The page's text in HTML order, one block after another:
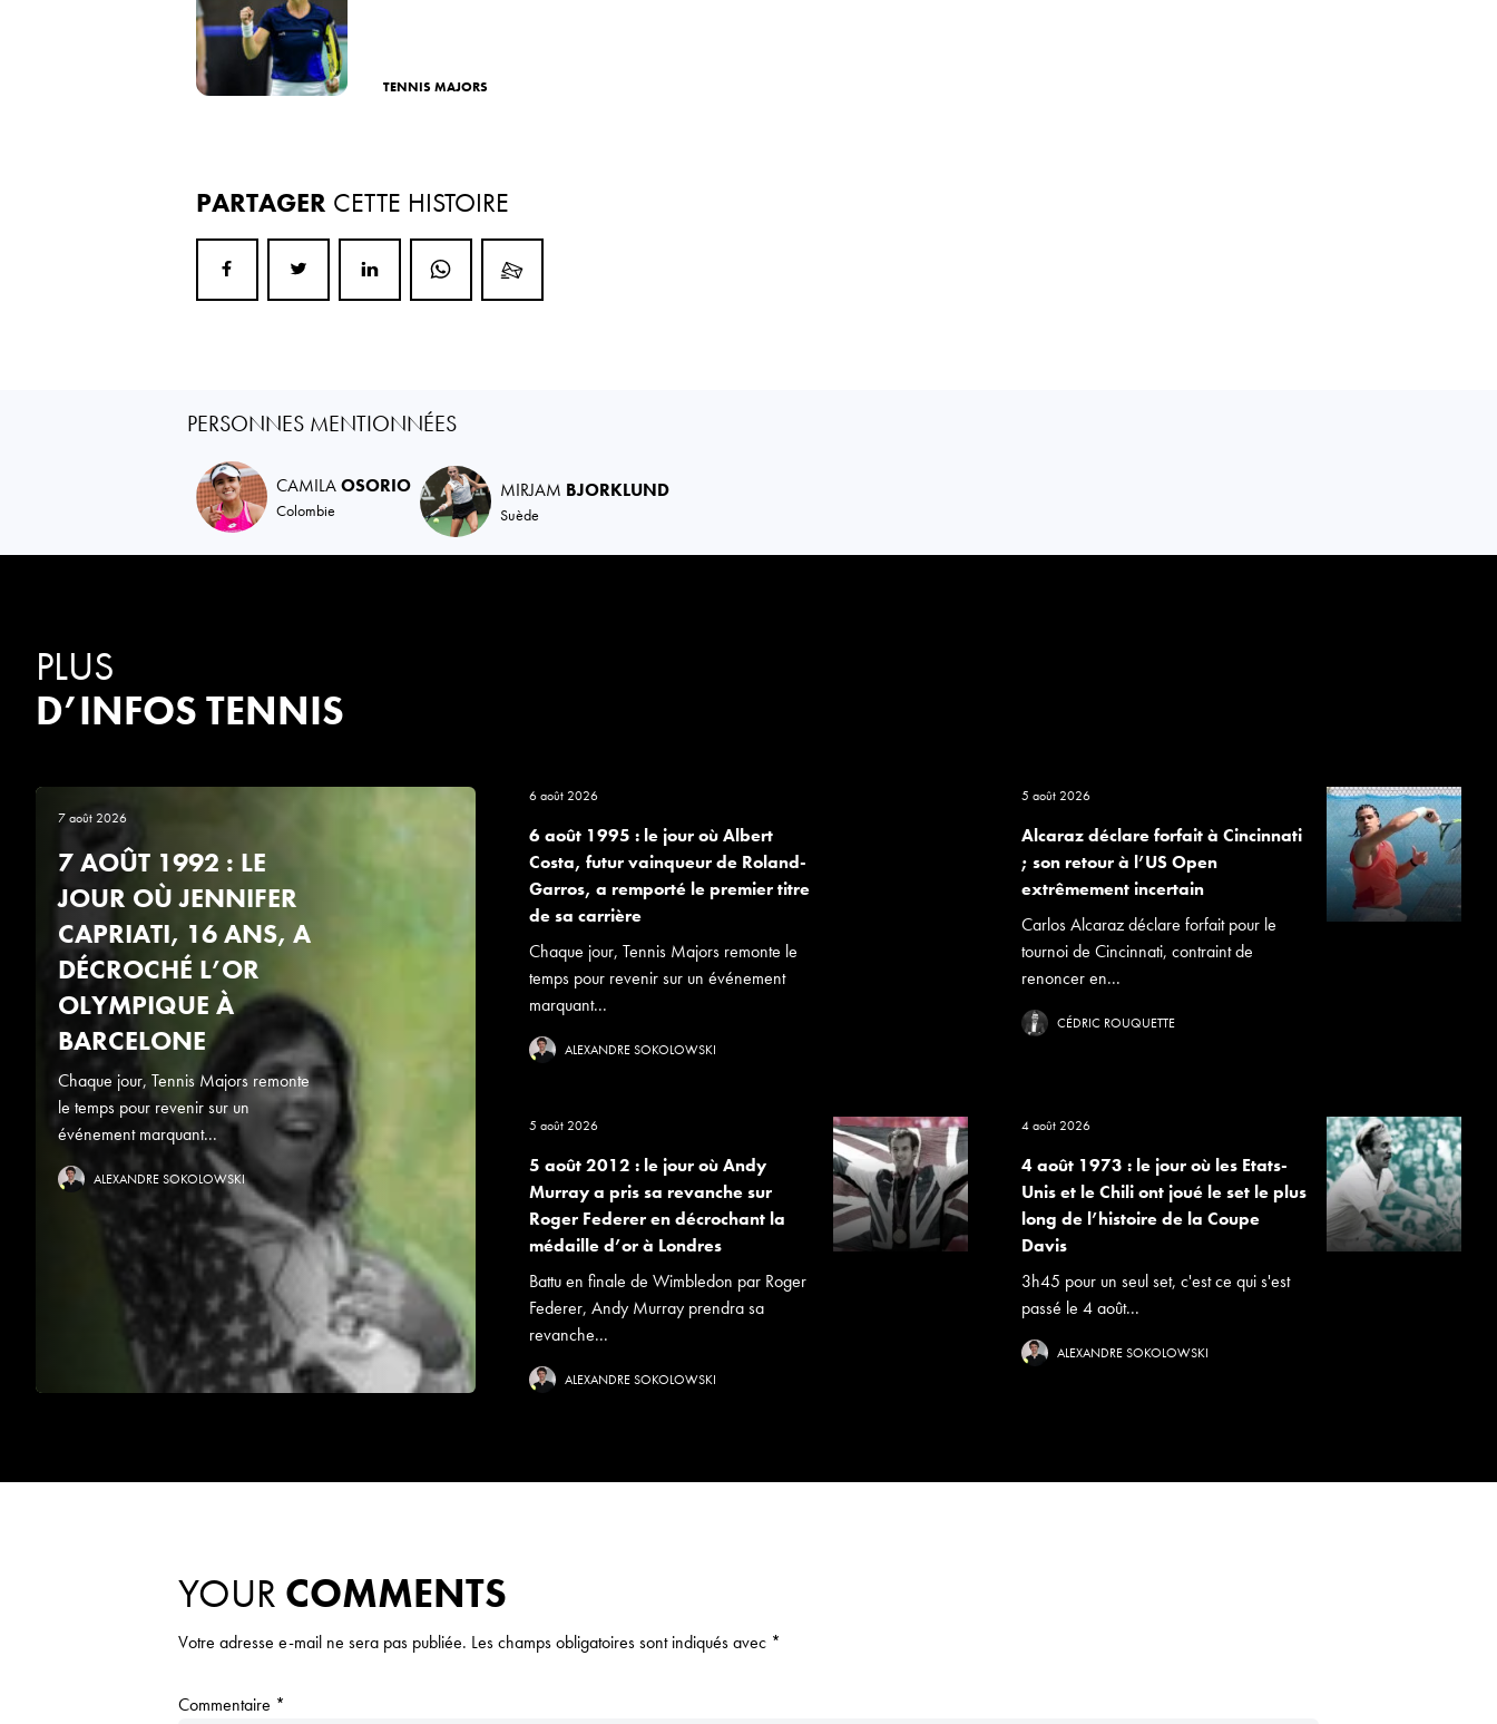
TENNIS MAJORS
PARTAGER CETTE HISTOIRE
PERSONNES MENTIONNÉES
CAMILAOSORIO
Colombie
MIRJAM BJORKLUND
Suède
PLUS
D’INFOS TENNIS
7 août 2026
7 AOÛT 1992 : LE
JOUR OÙ JENNIFER
CAPRIATI, 16 ANS, A
DÉCROCHÉ L’OR
OLYMPIQUE À
BARCELONE
Chaque jour, Tennis Majors remonte
le temps pour revenir sur un
événement marquant...
ALEXANDRE SOKOLOWSKI
6 août 2026
6 août 1995 : le jour où Albert
Costa, futur vainqueur de Roland-
Garros, a remporté le premier titre
de sa carrière
Chaque jour, Tennis Majors remonte le
temps pour revenir sur un événement
marquant...
ALEXANDRE SOKOLOWSKI
5 août 2026
Alcaraz déclare forfait à Cincinnati
; son retour à l’US Open
extrêmement incertain
Carlos Alcaraz déclare forfait pour le
tournoi de Cincinnati, contraint de
renoncer en...
CÉDRIC ROUQUETTE
5 août 2026
5 août 2012 : le jour où Andy
Murray a pris sa revanche sur
Roger Federer en décrochant la
médaille d’or à Londres
Battu en finale de Wimbledon par Roger
Federer, Andy Murray prendra sa
revanche...
ALEXANDRE SOKOLOWSKI
4 août 2026
4 août 1973 : le jour où les Etats-
Unis et le Chili ont joué le set le plus
long de l’histoire de la Coupe
Davis
3h45 pour un seul set, c'est ce qui s'est
passé le 4 août...
ALEXANDRE SOKOLOWSKI
YOUR COMMENTS
Votre adresse e-mail ne sera pas publiée. Les champs obligatoires sont indiqués avec *
Commentaire *